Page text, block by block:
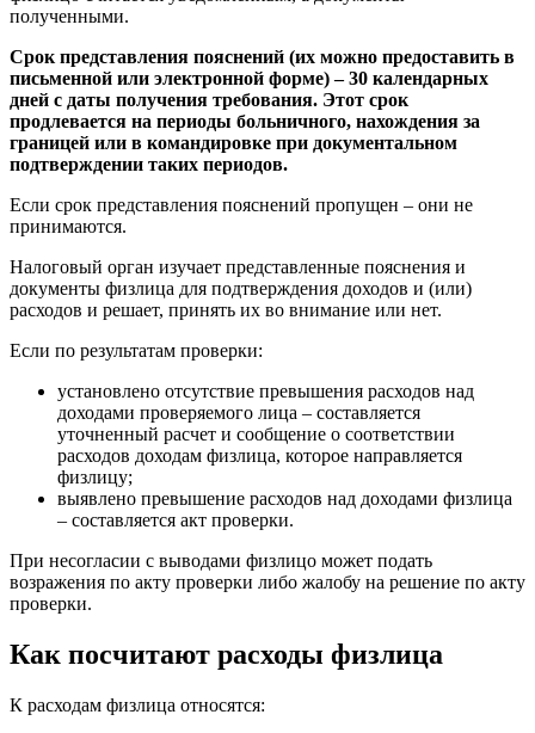
полученными.
Срок представления пояснений (их можно предоставить в
письменной или электронной форме) – 30 календарных
дней с даты получения требования. Этот срок
продлевается на периоды больничного, нахождения за
границей или в командировке при документальном
подтверждении таких периодов.
Если срок представления пояснений пропущен – они не
принимаются.
Налоговый орган изучает представленные пояснения и
документы физлица для подтверждения доходов и (или)
расходов и решает, принять их во внимание или нет.
Если по результатам проверки:
установлено отсутствие превышения расходов над
доходами проверяемого лица – составляется
уточненный расчет и сообщение о соответствии
расходов доходам физлица, которое направляется
физлицу;
выявлено превышение расходов над доходами физлица
– составляется акт проверки.
При несогласии с выводами физлицо может подать
возражения по акту проверки либо жалобу на решение по акту
проверки.
Как посчитают расходы физлица
К расходам физлица относятся: